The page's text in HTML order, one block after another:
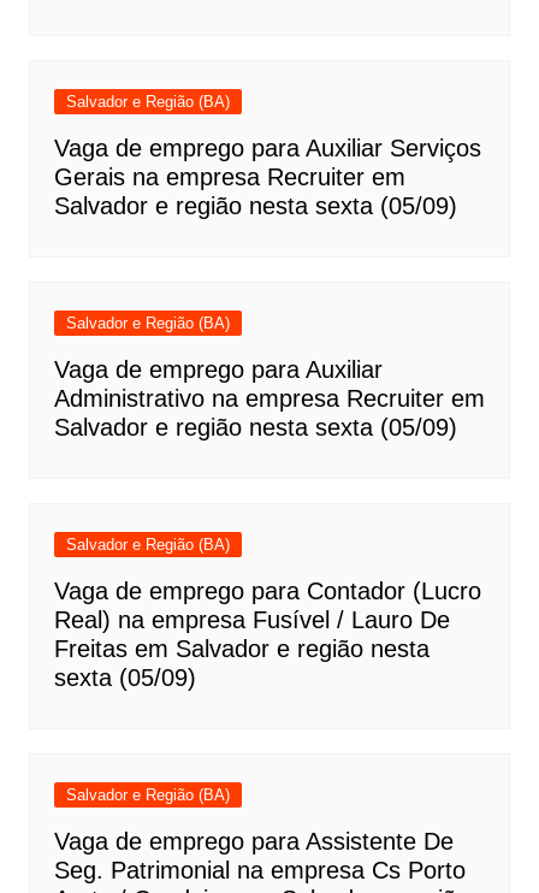
Salvador e Região (BA)
Vaga de emprego para Auxiliar Serviços
Gerais na empresa Recruiter em
Salvador e região nesta sexta (05/09)
Salvador e Região (BA)
Vaga de emprego para Auxiliar
Administrativo na empresa Recruiter em
Salvador e região nesta sexta (05/09)
Salvador e Região (BA)
Vaga de emprego para Contador (Lucro
Real) na empresa Fusível / Lauro De
Freitas em Salvador e região nesta
sexta (05/09)
Salvador e Região (BA)
Vaga de emprego para Assistente De
Seg. Patrimonial na empresa Cs Porto